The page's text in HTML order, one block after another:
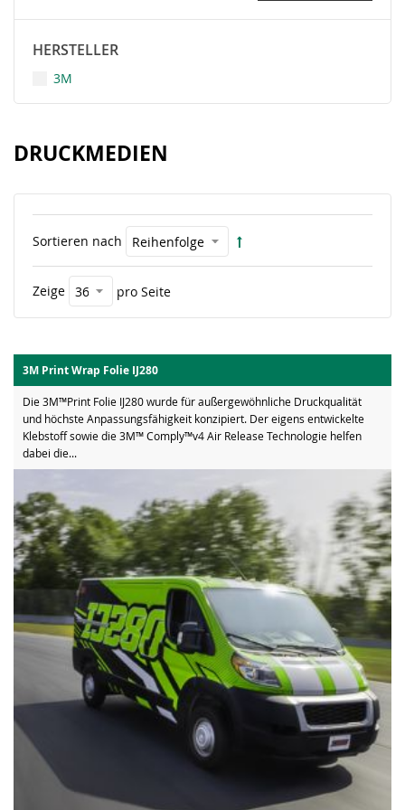
DRUCKMEDIEN
Sortieren nach
Zeige pro Seite
3M Print Wrap Folie IJ280
Die 3M™Print Folie IJ280 wurde für außergewöhnliche Druckqualität
und höchste Anpassungsfähigkeit konzipiert. Der eigens entwickelte
Klebstoff sowie die 3M™ Comply™v4 Air Release Technologie helfen
dabei die...
HERSTELLER
3M